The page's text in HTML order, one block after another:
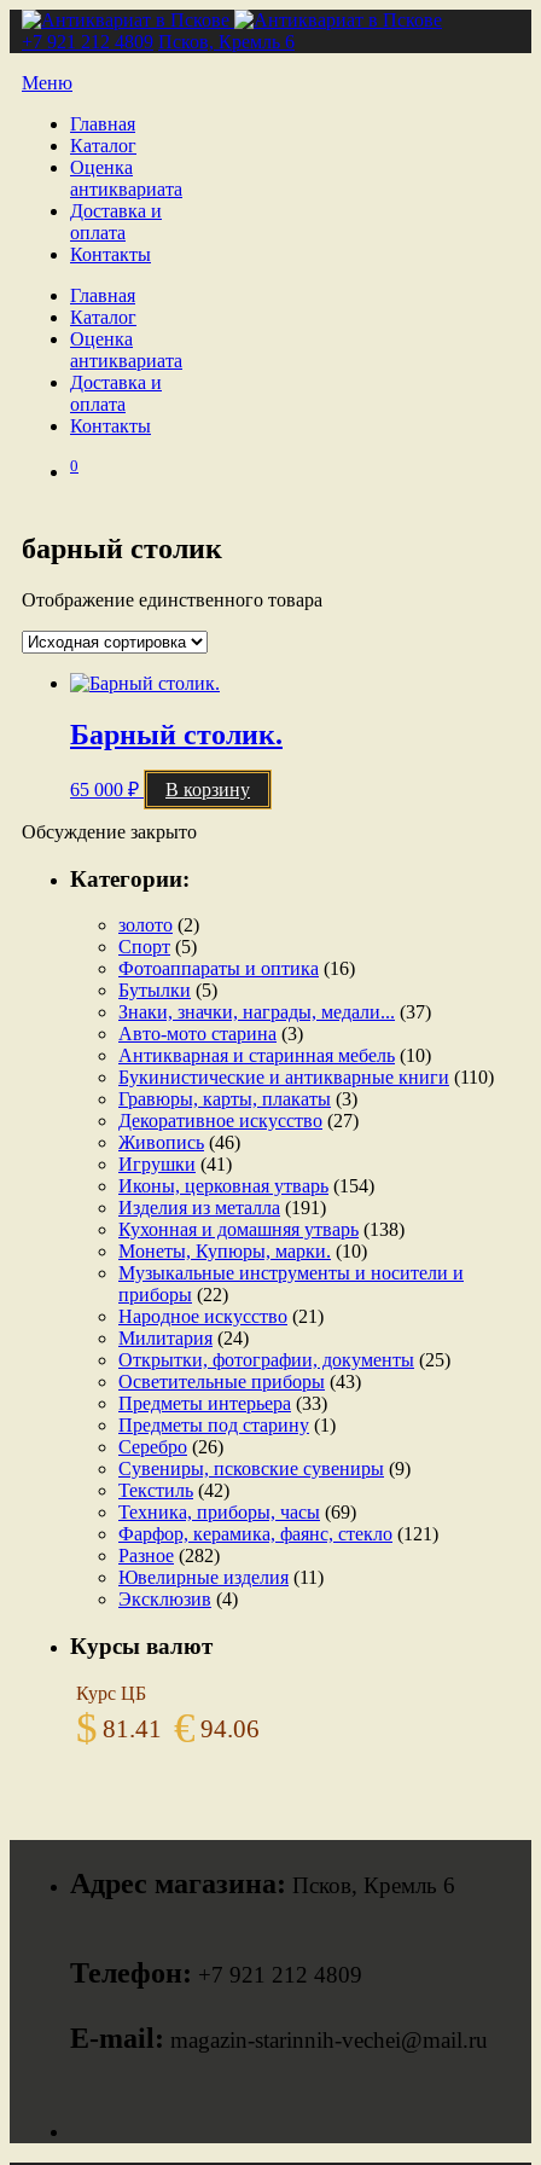
+7 921 212 4809 Псков, Кремль 6
Меню
Главная
Каталог
Оценка
антиквариата
Доставка и
оплата
Контакты
Главная
Каталог
Оценка
антиквариата
Доставка и
оплата
Контакты
0
барный столик
Отображение единственного товара
Барный столик.
65 000 ₽ В корзину
Обсуждение закрыто
Категории:
золото (2)
Спорт (5)
Фотоаппараты и оптика (16)
Бутылки (5)
Знаки, значки, награды, медали... (37)
Авто-мото старина (3)
Антикварная и старинная мебель (10)
Букинистические и антикварные книги (110)
Гравюры, карты, плакаты (3)
Декоративное искусство (27)
Живопись (46)
Игрушки (41)
Иконы, церковная утварь (154)
Изделия из металла (191)
Кухонная и домашняя утварь (138)
Монеты, Купюры, марки. (10)
Музыкальные инструменты и носители и
приборы (22)
Народное искусство (21)
Милитария (24)
Открытки, фотографии, документы (25)
Осветительные приборы (43)
Предметы интерьера (33)
Предметы под старину (1)
Серебро (26)
Сувениры, псковские сувениры (9)
Текстиль (42)
Техника, приборы, часы (69)
Фарфор, керамика, фаянс, стекло (121)
Разное (282)
Ювелирные изделия (11)
Эксклюзив (4)
Курсы валют
Курс ЦБ
$ 81.41 € 94.06
Адрес магазина: Псков, Кремль 6
Телефон: +7 921 212 4809
E-mail: magazin-starinnih-vechei@mail.ru